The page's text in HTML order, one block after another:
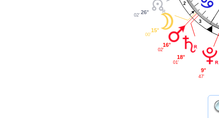
2
3
26°
02'
15°
00'
16°
02'
18°
01'
9°
47'